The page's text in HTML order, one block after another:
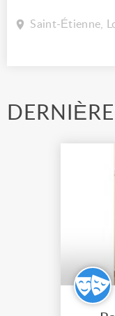
Saint-Étienne,